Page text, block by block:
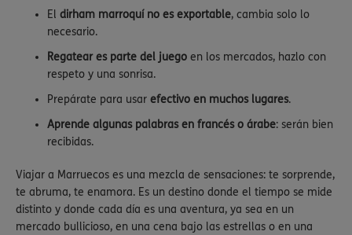
El dirham marroquí no es exportable, cambia solo lo
necesario.
Regatear es parte del juego en los mercados, hazlo con
respeto y una sonrisa.
Prepárate para usar efectivo en muchos lugares.
Aprende algunas palabras en francés o árabe: serán bien
recibidas.
Viajar a Marruecos es una mezcla de sensaciones: te sorprende,
te abruma, te enamora. Es un destino donde el tiempo se mide
distinto y donde cada día es una aventura, ya sea en un
mercado bullicioso, en una cena bajo las estrellas o en una